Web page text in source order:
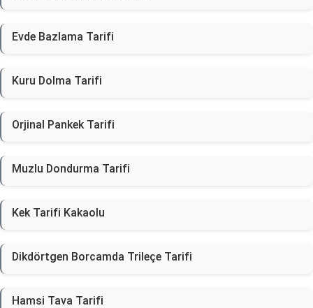
Evde Bazlama Tarifi
Kuru Dolma Tarifi
Orjinal Pankek Tarifi
Muzlu Dondurma Tarifi
Kek Tarifi Kakaolu
Dikdörtgen Borcamda Trileçe Tarifi
Hamsi Tava Tarifi